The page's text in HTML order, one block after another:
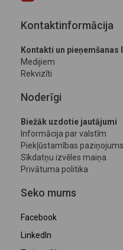
Kontaktinformācija
Kontakti un pieņemšanas
Medijiem
Rekvizīti
Noderīgi
Biežāk uzdotie jautājumi
Informācija par valstīm
Piekļūstamības paziņojums
Sīkdatņu izvēles maiņa
Privātuma politika
Seko mums
Facebook
LinkedIn